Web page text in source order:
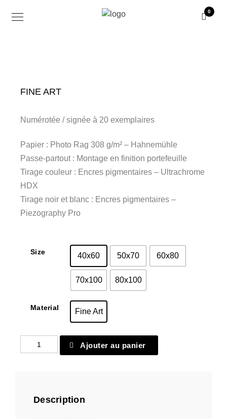
0
FINE ART
Numérotée / signée à 20 exemplaires
Papier : Photo Rag 308 g/m² – Hahnemühle
Passe-partout : Montage en finition portefeuille
Tirage couleur : Encres pigmentaires – Ultrachrome
HDX
Tirage noir et blanc : Encres pigmentaires –
Piezography Pro
Size 40x60 50x70 60x80
70x100 80x100
Material Fine Art
quantité
de
Ajouter au panier
Description